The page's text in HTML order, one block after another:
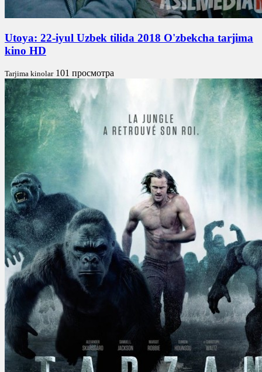
Utoya: 22-iyul Uzbek tilida 2018 O'zbekcha tarjima
kino HD
Tarjima kinolar 101 просмотра